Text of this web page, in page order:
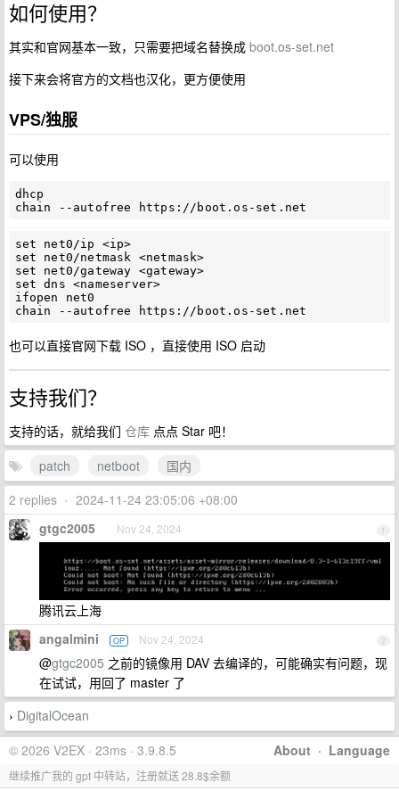
如何使用？
其实和官网基本一致，只需要把域名替换成 boot.os-set.net
接下来会将官方的文档也汉化，更方便使用
VPS/独服
可以使用
dhcp
set net0/ip <ip>
set net0/netmask <netmask>
set net0/gateway <gateway>
set dns <nameserver>
ifopen net0
也可以直接官网下载 ISO ，直接使用 ISO 启动
支持我们？
支持的话，就给我们 仓库 点点 Star 吧！
patch
netboot
国内
2 replies • 2024-11-24 23:05:06 +08:00
1
gtgc2005 Nov 24, 2024
腾讯云上海
2
angalmini OP Nov 24, 2024
@gtgc2005 之前的镜像用 DAV 去编译的，可能确实有问题，现
在试试，用回了 master 了
› DigitalOcean
About · Language
© 2026 V2EX · 23ms · 3.9.8.5
继续推广我的 gpt 中转站，注册就送 28.8$余额